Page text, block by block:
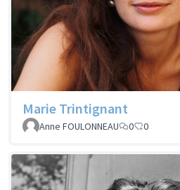
Marie Trintignant
Anne FOULONNEAU
0 0